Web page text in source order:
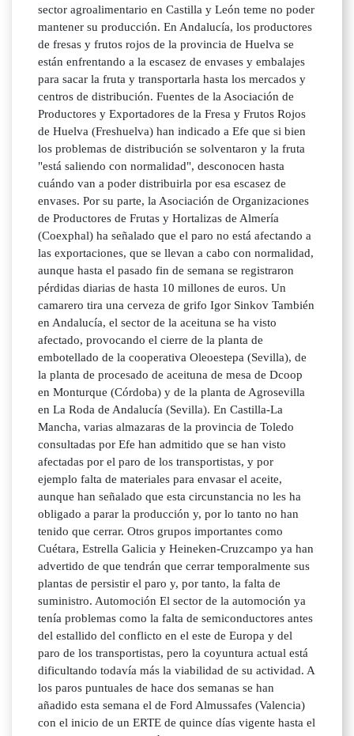
sector agroalimentario en Castilla y León teme no poder
mantener su producción. En Andalucía, los productores
de fresas y frutos rojos de la provincia de Huelva se
están enfrentando a la escasez de envases y embalajes
para sacar la fruta y transportarla hasta los mercados y
centros de distribución. Fuentes de la Asociación de
Productores y Exportadores de la Fresa y Frutos Rojos
de Huelva (Freshuelva) han indicado a Efe que si bien
los problemas de distribución se solventaron y la fruta
"está saliendo con normalidad", desconocen hasta
cuándo van a poder distribuirla por esa escasez de
envases. Por su parte, la Asociación de Organizaciones
de Productores de Frutas y Hortalizas de Almería
(Coexphal) ha señalado que el paro no está afectando a
las exportaciones, que se llevan a cabo con normalidad,
aunque hasta el pasado fin de semana se registraron
pérdidas diarias de hasta 10 millones de euros. Un
camarero tira una cerveza de grifo Igor Sinkov También
en Andalucía, el sector de la aceituna se ha visto
afectado, provocando el cierre de la planta de
embotellado de la cooperativa Oleoestepa (Sevilla), de
la planta de procesado de aceituna de mesa de Dcoop
en Monturque (Córdoba) y de la planta de Agrosevilla
en La Roda de Andalucía (Sevilla). En Castilla-La
Mancha, varias almazaras de la provincia de Toledo
consultadas por Efe han admitido que se han visto
afectadas por el paro de los transportistas, y por
ejemplo falta de materiales para envasar el aceite,
aunque han señalado que esta circunstancia no les ha
obligado a parar la producción y, por lo tanto no han
tenido que cerrar. Otros grupos importantes como
Cuétara, Estrella Galicia y Heineken-Cruzcampo ya han
advertido de que tendrán que cerrar temporalmente sus
plantas de persistir el paro y, por tanto, la falta de
suministro. Automoción El sector de la automoción ya
tenía problemas como la falta de semiconductores antes
del estallido del conflicto en el este de Europa y del
paro de los transportistas, pero la coyuntura actual está
dificultando todavía más la viabilidad de su actividad. A
los paros puntuales de hace dos semanas se han
añadido esta semana el de Ford Almussafes (Valencia)
con el inicio de un ERTE de quince días vigente hasta el